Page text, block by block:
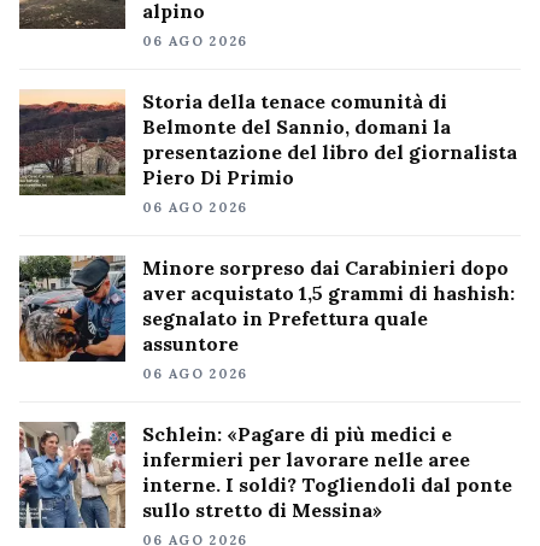
alpino
06 AGO 2026
Storia della tenace comunità di
Belmonte del Sannio, domani la
presentazione del libro del giornalista
Piero Di Primio
06 AGO 2026
Minore sorpreso dai Carabinieri dopo
aver acquistato 1,5 grammi di hashish:
segnalato in Prefettura quale
assuntore
06 AGO 2026
Schlein: «Pagare di più medici e
infermieri per lavorare nelle aree
interne. I soldi? Togliendoli dal ponte
sullo stretto di Messina»
06 AGO 2026